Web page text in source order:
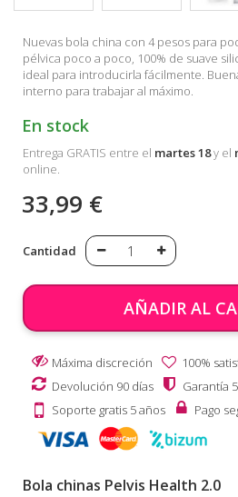
Nuevas bola china con 4 pesos para
pélvica poco a poco, 100% de suave
ideal para introducirla fácilmente.
interno para trabajar al máximo.
En stock
Entrega GRATIS entre el martes 18y el
online.
33,99 €
Cantidad
AÑADIR AL
Máxima discreción
100%
Devolución 90 días
Garantía
Soporte gratis 5 años
Pago
Bola chinas Pelvis Health 2.0